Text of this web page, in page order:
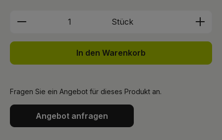
Produkt Anzahl: Gib den
Stück
In den Warenkorb
Fragen Sie ein Angebot für dieses Produkt an.
Angebot anfragen